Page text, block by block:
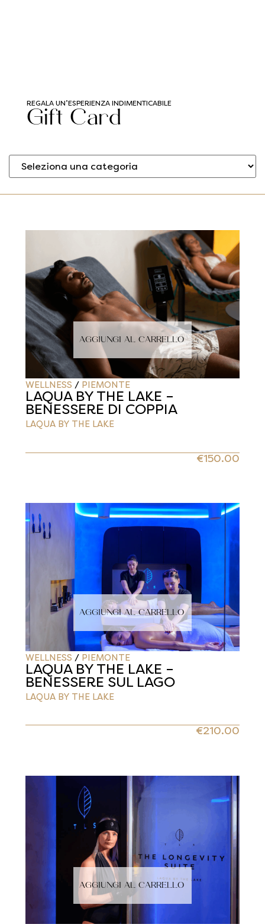
REGALA UN’ESPERIENZA INDIMENTICABILE​
Gift Card
AGGIUNGI AL CARRELLO
WELLNESS / PIEMONTE
LAQUA BY THE LAKE –
BENESSERE DI COPPIA
LAQUA BY THE LAKE
€150.00
AGGIUNGI AL CARRELLO
WELLNESS / PIEMONTE
LAQUA BY THE LAKE –
BENESSERE SUL LAGO
LAQUA BY THE LAKE
€210.00
AGGIUNGI AL CARRELLO